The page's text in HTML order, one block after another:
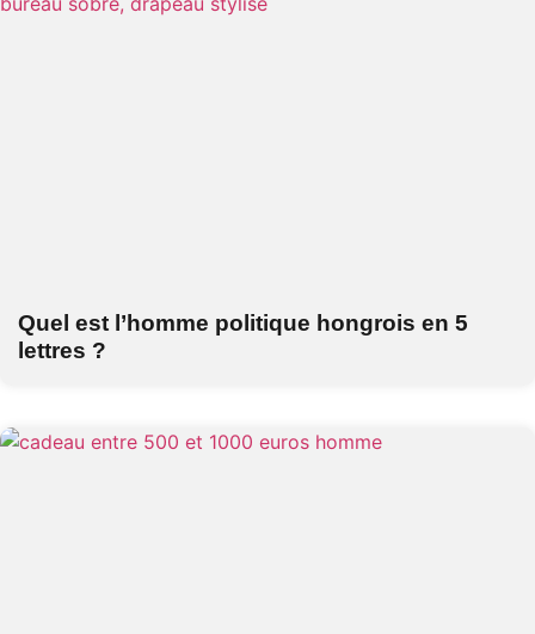
Quel est l’homme politique hongrois en 5
lettres ?